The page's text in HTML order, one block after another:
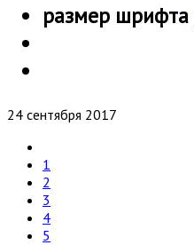
размер шрифта
24 сентября 2017
1
2
3
4
5